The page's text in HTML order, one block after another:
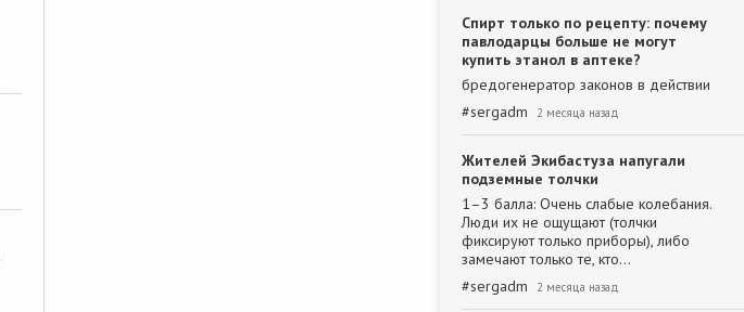
Спирт только по рецепту: почему
павлодарцы больше не могут
купить этанол в аптеке?
бредогенератор законов в действии
#sergadm 2 месяца назад
Жителей Экибастуза напугали
подземные толчки
1–3 балла: Очень слабые колебания.
Люди их не ощущают (толчки
фиксируют только приборы), либо
замечают только те, кто…
#sergadm 2 месяца назад